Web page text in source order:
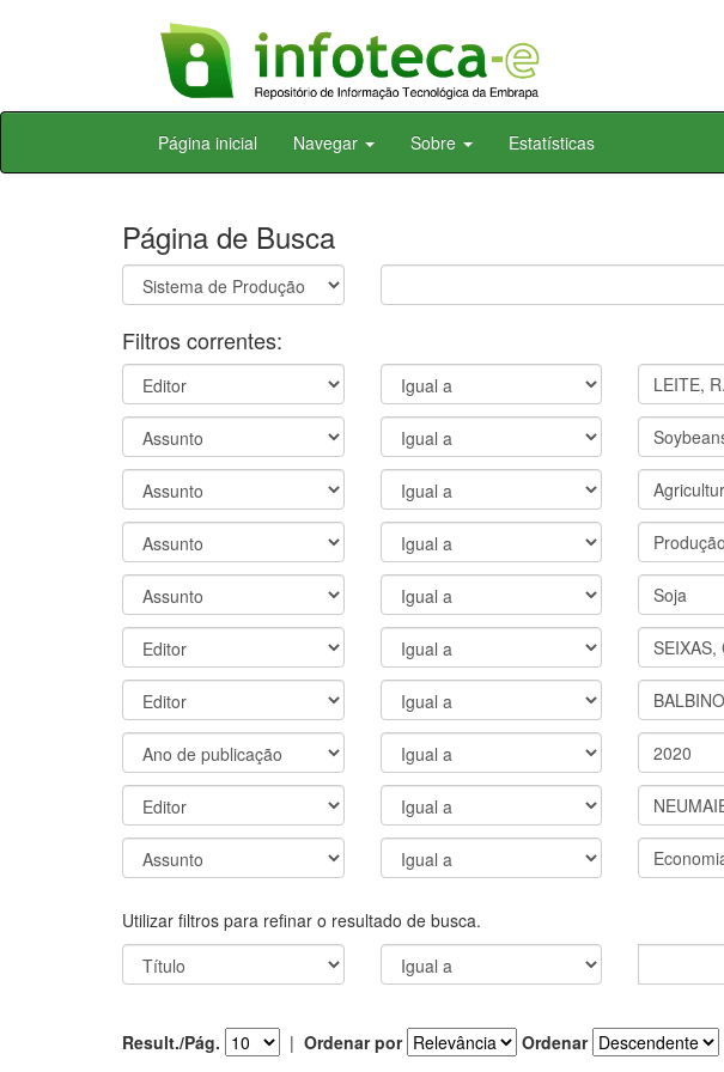
Skip
Página inicial Navegar Sobre Estatísticas
Página de Busca
Filtros correntes:
Utilizar filtros para refinar o resultado de busca.
Result./Pág. | Ordenar por Ordenar